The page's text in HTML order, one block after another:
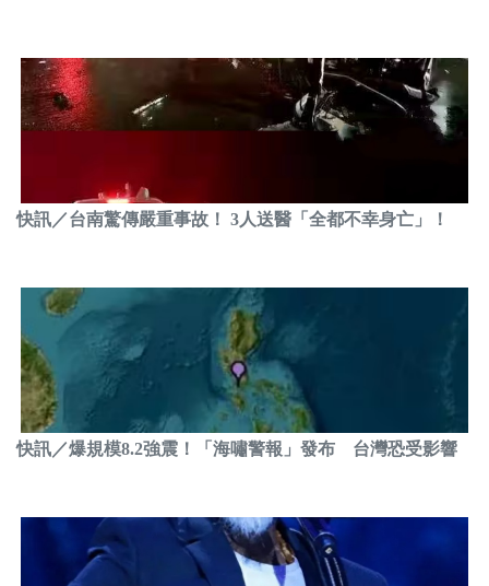
快訊／台南驚傳嚴重事故！ 3人送醫「全都不幸身亡」！
快訊／爆規模8.2強震！「海嘯警報」發布 台灣恐受影響